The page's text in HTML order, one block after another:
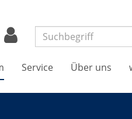
Service Über uns